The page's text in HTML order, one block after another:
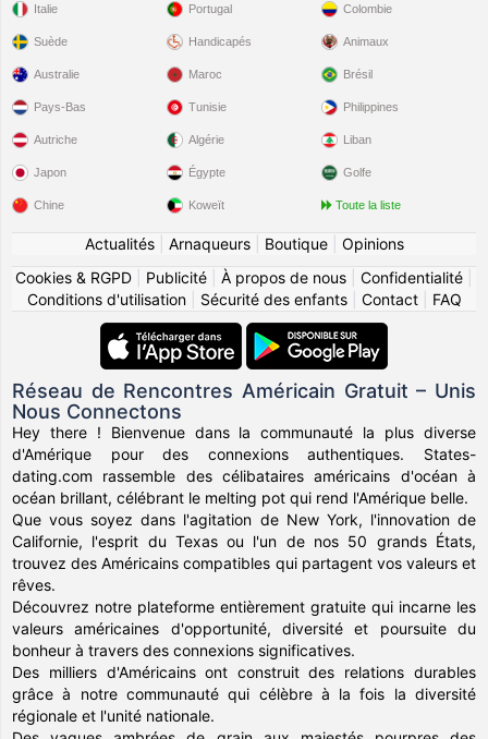
Italie
Suède
Portugal
Handicapés
Colombie
Animaux
Australie
Pays-Bas
Autriche
Japon
Chine
Maroc
Tunisie
Algérie
Égypte
Koweït
Brésil
Philippines
Liban
Golfe
Toute la liste
Actualités| Arnaqueurs| Boutique| Opinions
Cookies & RGPD
Publicité À propos de nous Confidentialité
Conditions d'utilisation| Sécurité des enfants| Contact| FAQ
Réseau de Rencontres Américain Gratuit – Unis
Nous Connectons
Hey there ! Bienvenue dans la communauté la plus diverse
d'Amérique pour des connexions authentiques. States-
dating.com rassemble des célibataires américains d'océan à
océan brillant, célébrant le melting pot qui rend l'Amérique belle.
Que vous soyez dans l'agitation de New York, l'innovation de
Californie, l'esprit du Texas ou l'un de nos 50 grands États,
trouvez des Américains compatibles qui partagent vos valeurs et
rêves.
Découvrez notre plateforme entièrement gratuite qui incarne les
valeurs américaines d'opportunité, diversité et poursuite du
bonheur à travers des connexions significatives.
Des milliers d'Américains ont construit des relations durables
grâce à notre communauté qui célèbre à la fois la diversité
régionale et l'unité nationale.